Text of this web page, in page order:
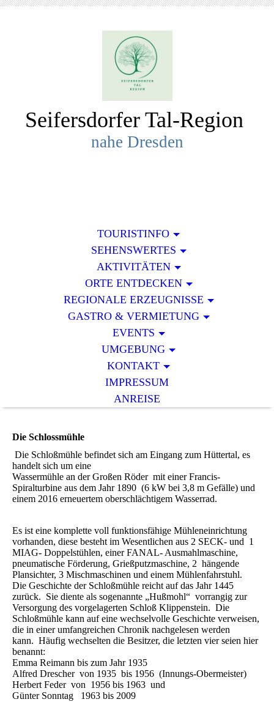
Seifersdorfer Tal-Region
nahe Dresden
TOURISTINFO
SEHENSWERTES
AKTIVITÄTEN
ORTE ENTDECKEN
REGIONALE ERZEUGNISSE
GASTRO & VERMIETUNG
EVENTS
UMGEBUNG
KONTAKT
IMPRESSUM
ANREISE
Die Schlossmühle
Die Schloßmühle befindet sich am Eingang zum Hüttertal, es
handelt sich um eine
Wassermühle an der Großen Röder mit einer Francis-
Spiralturbine aus dem Jahr 1890 (6 kW bei 3,8 m Gefälle) und
einem 2016 erneuertem oberschlächtigem Wasserrad.
Es ist eine komplette voll funktionsfähige Mühleneinrichtung
vorhanden, diese besteht im Wesentlichen aus 2 SECK- und 1
MIAG- Doppelstühlen, einer FANAL- Ausmahlmaschine,
pneumatische Förderung, Grießputzmaschine, 2 hängende
Plansichter, 3 Mischmaschinen und einem Mühlenfahrstuhl.
Die Geschichte der Schloßmühle reicht auf das Jahr 1445
zurück. Sie diente als sogenannte „Hußmohl“ vorrangig zur
Versorgung des vorgelagerten Schloß Klippenstein. Die
Schloßmühle kann auf eine wechselvolle Geschichte verweisen,
die in einer umfangreichen Chronik nachgelesen werden
kann. Häufig wechselten die Besitzer, die letzten vier seien hier
benannt:
Emma Reimann bis zum Jahr 1935
Alfred Drescher von 1935 bis 1956 (Innungs-Obermeister)
Herbert Feder von 1956 bis 1963 und
Günter Sonntag 1963 bis 2009